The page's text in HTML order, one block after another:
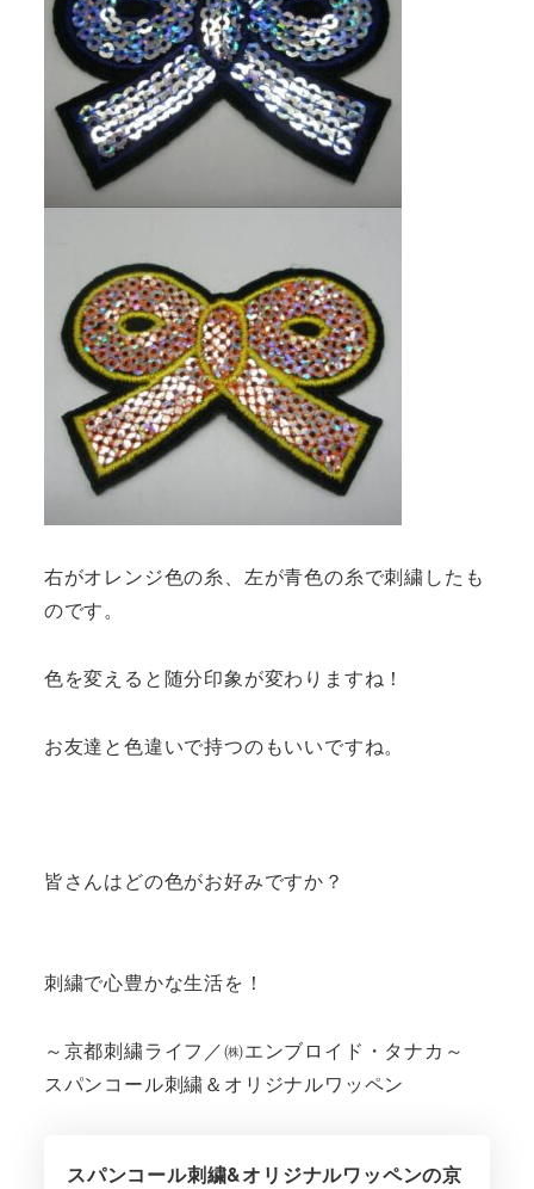
右がオレンジ色の糸、左が青色の糸で刺繍したも
のです。
色を変えると随分印象が変わりますね！
お友達と色違いで持つのもいいですね。
皆さんはどの色がお好みですか？
刺繍で心豊かな生活を！
～京都刺繍ライフ／㈱エンブロイド・タナカ～
スパンコール刺繍＆オリジナルワッペン
スパンコール刺繍&オリジナルワッペンの京